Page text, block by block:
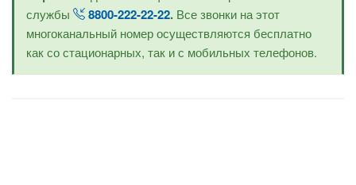
службы
8800-222-22-22. Все звонки на этот
многоканальный номер осуществляются бесплатно
как со стационарных, так и с мобильных телефонов.